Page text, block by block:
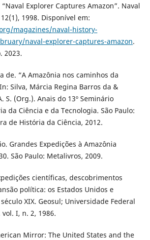
Explorer Captures Amazon”. Naval
1998. Disponível em:
magazines/naval-history-
naval-explorer-captures-amazon.
2023.
de. “A Amazônia nos caminhos da
Silva, Márcia Regina Barros da &
S. (Org.). Anais do 13º Seminário
da Ciência e da Tecnologia. São Paulo:
de História da Ciência, 2012.
Grandes Expedições à Amazônia
São Paulo: Metalivros, 2009.
científicas, descobrimentos
política: os Estados Unidos e
XIX. Geosul; Universidade Federal
I, n. 2, 1986.
Mirror: The United States and the